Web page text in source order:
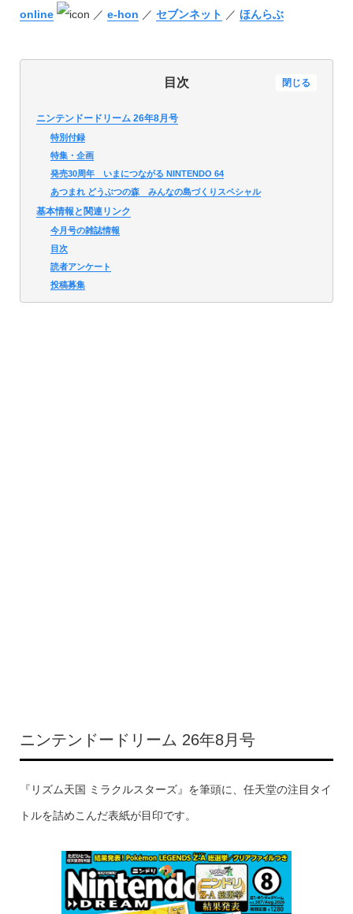
online ／ e-hon ／ セブンネット ／ ほんらぶ
目次 閉じる
ニンテンドードリーム 26年8月号
特別付録
特集・企画
発売30周年 いまにつながる NINTENDO 64
あつまれ どうぶつの森 みんなの島づくりスペシャル
基本情報と関連リンク
今月号の雑誌情報
目次
読者アンケート
投稿募集
ニンテンドードリーム 26年8月号
『リズム天国 ミラクルスターズ』を筆頭に、任天堂の注目タイ
トルを詰めこんだ表紙が目印です。